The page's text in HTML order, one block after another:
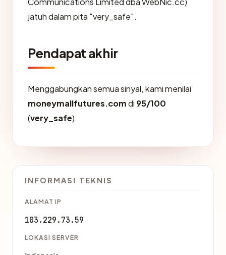
jatuh dalam pita "very_safe".
Pendapat akhir
Menggabungkan semua sinyal, kami menilai
moneymallfutures.comdi 95/100
(very_safe).
INFORMASI TEKNIS
ALAMAT IP
103.229.73.59
LOKASI SERVER